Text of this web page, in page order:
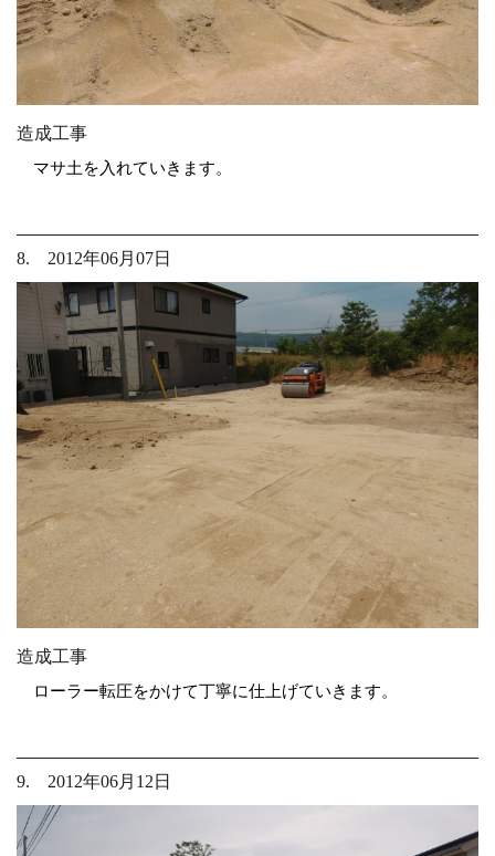
造成工事
マサ土を入れていきます。
8. 2012年06月07日
造成工事
ローラー転圧をかけて丁寧に仕上げていきます。
9. 2012年06月12日